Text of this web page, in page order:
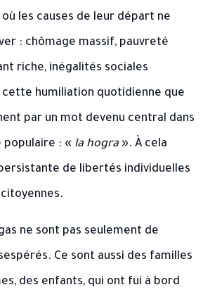
les causes de leur départ ne
: chômage massif, pauvreté
riche, inégalités sociales
humiliation quotidienne que
par un mot devenu central dans
populaire : « la hogra ». À cela
de libertés individuelles
ne sont pas seulement de
Ce sont aussi des familles
des enfants, qui ont fui à bord